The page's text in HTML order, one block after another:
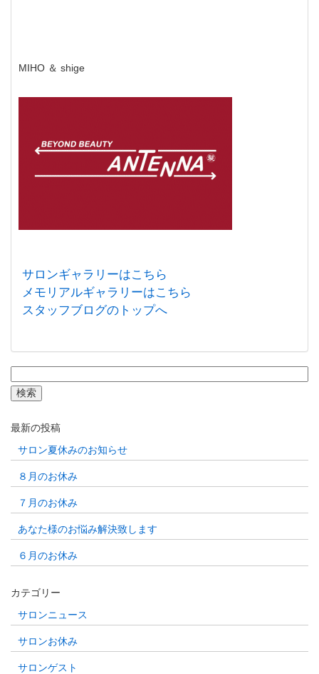
MIHO ＆ shige
サロンギャラリーはこちら
メモリアルギャラリーはこちら
スタッフブログのトップへ
検
索:
最新の投稿
サロン夏休みのお知らせ
８月のお休み
７月のお休み
あなた様のお悩み解決致します
６月のお休み
カテゴリー
サロンニュース
サロンお休み
サロンゲスト